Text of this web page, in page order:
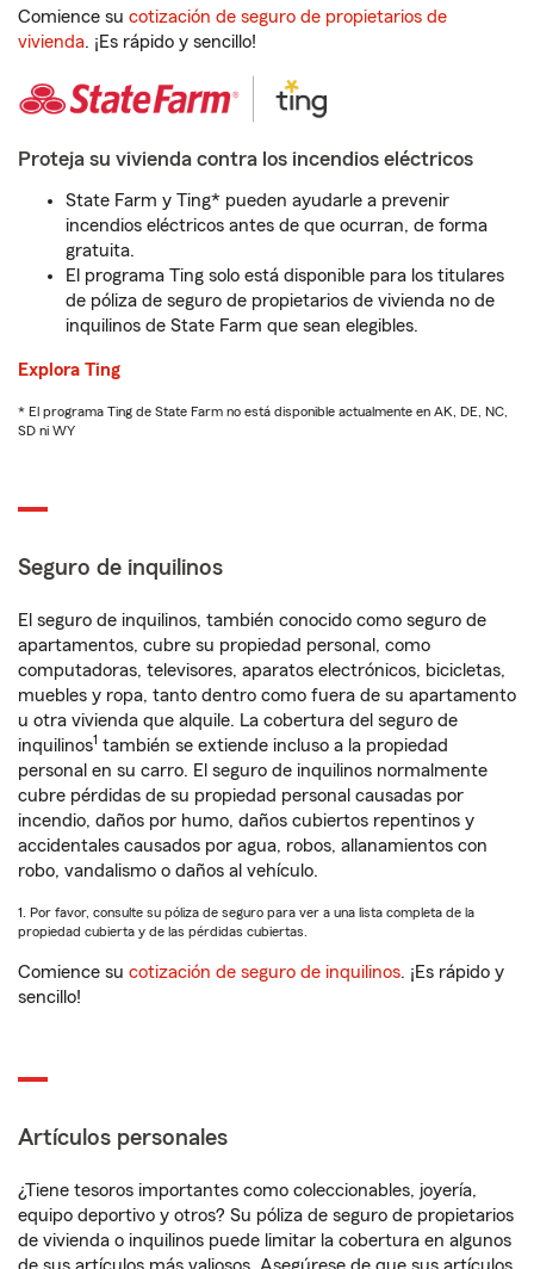
Comience su cotización de seguro de propietarios de
vivienda. ¡Es rápido y sencillo!
Proteja su vivienda contra los incendios eléctricos
State Farm y Ting* pueden ayudarle a prevenir
incendios eléctricos antes de que ocurran, de forma
gratuita.
El programa Ting solo está disponible para los titulares
de póliza de seguro de propietarios de vivienda no de
inquilinos de State Farm que sean elegibles.
Explora Ting
* El programa Ting de State Farm no está disponible actualmente en AK, DE, NC,
SD ni WY
Seguro de inquilinos
El seguro de inquilinos, también conocido como seguro de
apartamentos, cubre su propiedad personal, como
computadoras, televisores, aparatos electrónicos, bicicletas,
muebles y ropa, tanto dentro como fuera de su apartamento
u otra vivienda que alquile. La cobertura del seguro de
inquilinos1 también se extiende incluso a la propiedad
personal en su carro. El seguro de inquilinos normalmente
cubre pérdidas de su propiedad personal causadas por
incendio, daños por humo, daños cubiertos repentinos y
accidentales causados por agua, robos, allanamientos con
robo, vandalismo o daños al vehículo.
1. Por favor, consulte su póliza de seguro para ver a una lista completa de la
propiedad cubierta y de las pérdidas cubiertas.
Comience su cotización de seguro de inquilinos. ¡Es rápido y
sencillo!
Artículos personales
¿Tiene tesoros importantes como coleccionables, joyería,
equipo deportivo y otros? Su póliza de seguro de propietarios
de vivienda o inquilinos puede limitar la cobertura en algunos